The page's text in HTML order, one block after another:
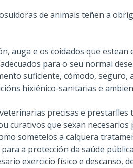
de animais teñen a
auga e os coidados que estean
para o seu normal
suficiente, cómodo, seguro,
hixiénico-sanitarias e
precisas e
curativos que sexan
sometelos a calquera
a protección da saúde
exercicio físico e descanso,